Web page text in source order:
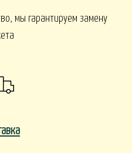
мы гарантируем замену